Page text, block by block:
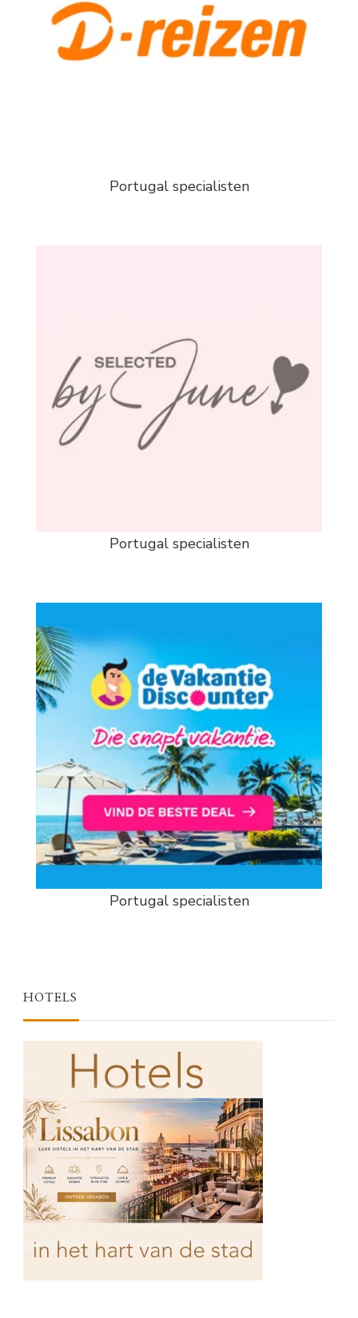
Portugal specialisten
Portugal specialisten
Portugal specialisten
HOTELS